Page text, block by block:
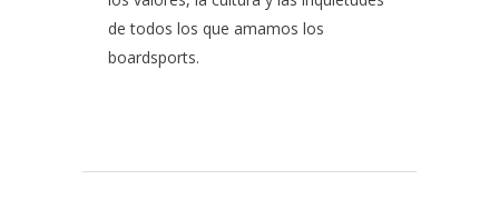
de todos los que amamos los
boardsports.